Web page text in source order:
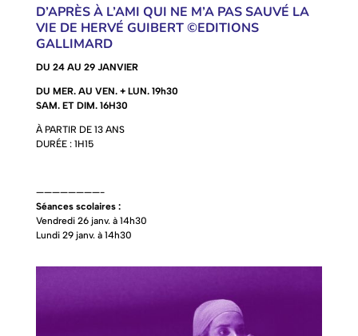
D’APRÈS À L’AMI QUI NE M’A PAS SAUVÉ LA
VIE DE HERVÉ GUIBERT ©EDITIONS
GALLIMARD
DU 24 AU 29 JANVIER
DU MER. AU VEN. + LUN. 19h30
SAM. ET DIM. 16H30
À PARTIR DE 13 ANS
DURÉE : 1H15
————————-
Séances scolaires :
Vendredi 26 janv. à 14h30
Lundi 29 janv. à 14h30